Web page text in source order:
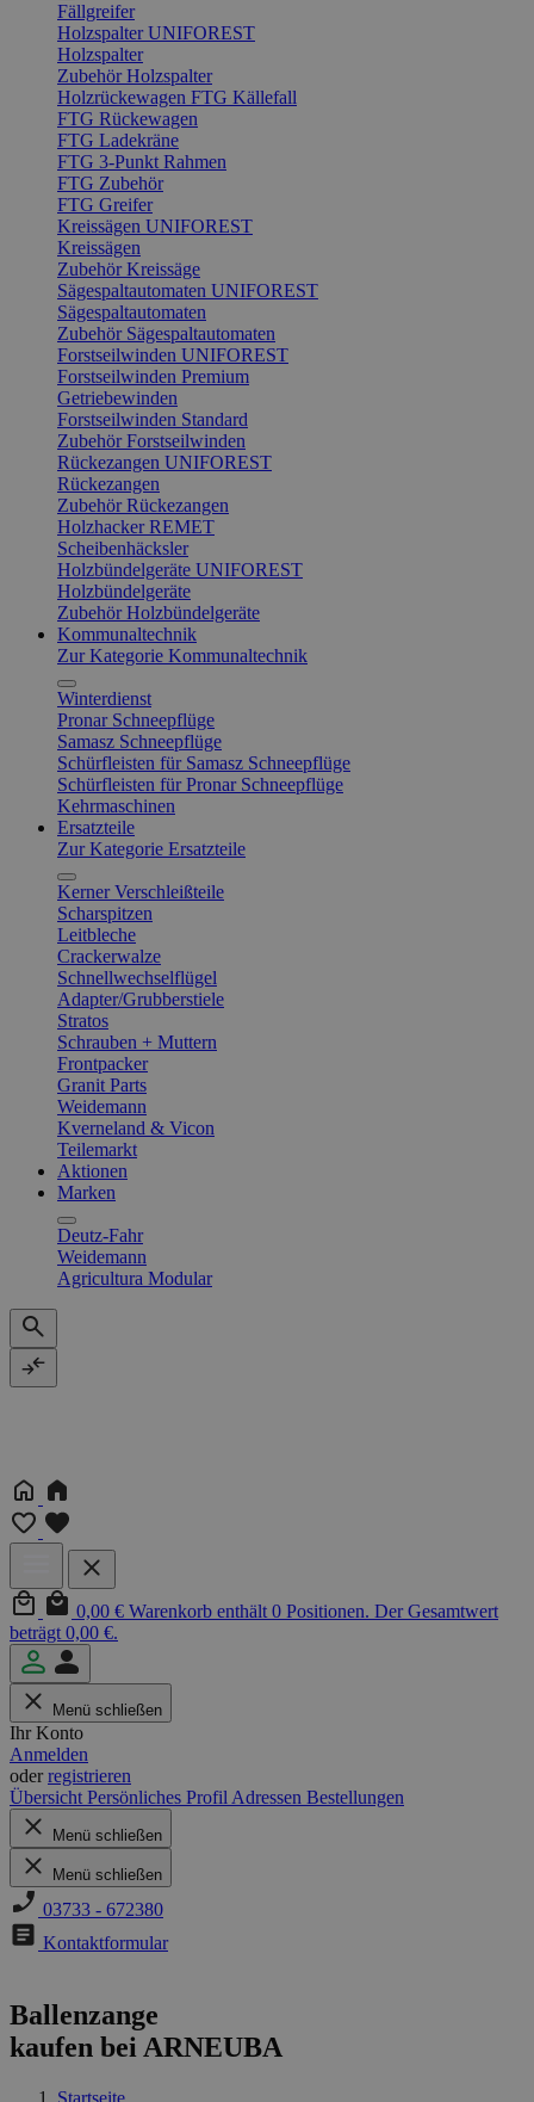
Fällgreifer
Holzspalter UNIFOREST
Holzspalter
Zubehör Holzspalter
Holzrückewagen FTG Källefall
FTG Rückewagen
FTG Ladekräne
FTG 3-Punkt Rahmen
FTG Zubehör
FTG Greifer
Kreissägen UNIFOREST
Kreissägen
Zubehör Kreissäge
Sägespaltautomaten UNIFOREST
Sägespaltautomaten
Zubehör Sägespaltautomaten
Forstseilwinden UNIFOREST
Forstseilwinden Premium
Getriebewinden
Forstseilwinden Standard
Zubehör Forstseilwinden
Rückezangen UNIFOREST
Rückezangen
Zubehör Rückezangen
Holzhacker REMET
Scheibenhäcksler
Holzbündelgeräte UNIFOREST
Holzbündelgeräte
Zubehör Holzbündelgeräte
Kommunaltechnik
Zur Kategorie Kommunaltechnik
Winterdienst
Pronar Schneepflüge
Samasz Schneepflüge
Schürfleisten für Samasz Schneepflüge
Schürfleisten für Pronar Schneepflüge
Kehrmaschinen
Ersatzteile
Zur Kategorie Ersatzteile
Kerner Verschleißteile
Scharspitzen
Leitbleche
Crackerwalze
Schnellwechselflügel
Adapter/Grubberstiele
Stratos
Schrauben + Muttern
Frontpacker
Granit Parts
Weidemann
Kverneland & Vicon
Teilemarkt
Aktionen
Marken
Deutz-Fahr
Weidemann
Agricultura Modular
0,00 € Warenkorb enthält 0 Positionen. Der Gesamtwert
beträgt 0,00 €.
Menü schließen
Ihr Konto
Anmelden
oderregistrieren
Übersicht Persönliches Profil Adressen Bestellungen
Menü schließen
Menü schließen
03733 - 672380
Kontaktformular
Ballenzange
kaufen bei ARNEUBA
Startseite